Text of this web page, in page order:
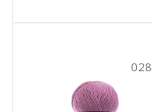
028